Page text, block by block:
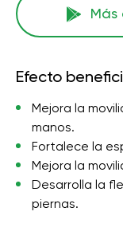
Efecto
Mejora la
manos.
Fortalece la
Mejora la
Desarrolla la
piernas.